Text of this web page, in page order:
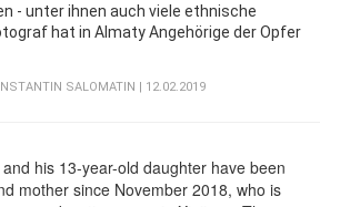
- unter ihnen auch viele ethnische
hat in Almaty Angehörige der Opfer
SALOMATIN | 12.02.2019